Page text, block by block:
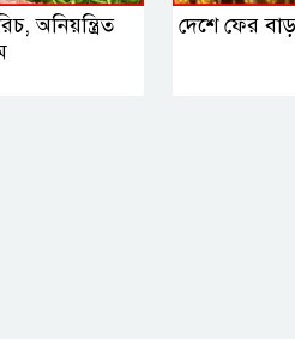
অনিয়ন্ত্রিত
দেশে ফের